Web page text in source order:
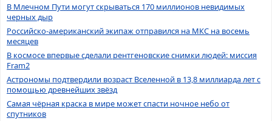
В Млечном Пути могут скрываться 170 миллионов невидимых
черных дыр
Российско-американский экипаж отправился на МКС на восемь
месяцев
В космосе впервые сделали рентгеновские снимки людей: миссия
Fram2
Астрономы подтвердили возраст Вселенной в 13,8 миллиарда лет с
помощью древнейших звёзд
Самая чёрная краска в мире может спасти ночное небо от
спутников